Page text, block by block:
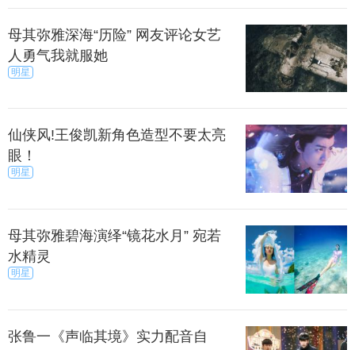
上一篇 下一页
来源：尚之潮 秀目网 /娱乐 /明星
母其弥雅深海“历险” 网友评论女艺
人勇气我就服她
明星
仙侠风!王俊凯新角色造型不要太亮
眼！
明星
母其弥雅碧海演绎“镜花水月” 宛若
水精灵
明星
张鲁一《声临其境》实力配音自